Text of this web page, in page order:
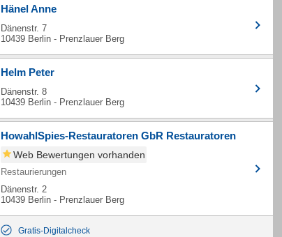
Hänel Anne
Dänenstr. 7
10439 Berlin - Prenzlauer Berg
Helm Peter
Dänenstr. 8
10439 Berlin - Prenzlauer Berg
HowahlSpies-Restauratoren GbR Restauratoren
Web Bewertungen vorhanden
Restaurierungen
Dänenstr. 2
10439 Berlin - Prenzlauer Berg
Gratis-Digitalcheck